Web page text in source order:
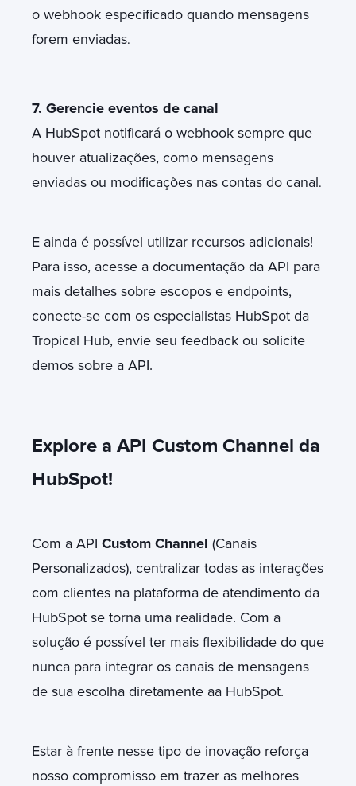
o webhook especificado quando mensagens
forem enviadas.
7. Gerencie eventos de canal
A HubSpot notificará o webhook sempre que
houver atualizações, como mensagens
enviadas ou modificações nas contas do canal.
E ainda é possível utilizar recursos adicionais!
Para isso, acesse a documentação da API para
mais detalhes sobre escopos e endpoints,
conecte-se com os especialistas HubSpot da
Tropical Hub, envie seu feedback ou solicite
demos sobre a API.
Explore a API Custom Channel da
HubSpot!
Com a API Custom Channel (Canais
Personalizados), centralizar todas as interações
com clientes na plataforma de atendimento da
HubSpot se torna uma realidade. Com a
solução é possível ter mais flexibilidade do que
nunca para integrar os canais de mensagens
de sua escolha diretamente aa HubSpot.
Estar à frente nesse tipo de inovação reforça
nosso compromisso em trazer as melhores